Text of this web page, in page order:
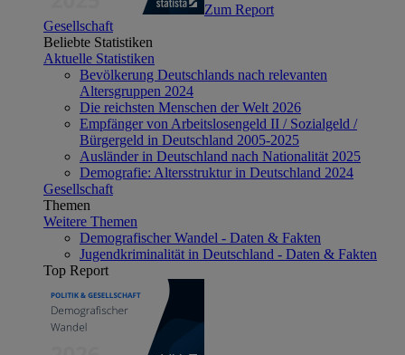
Zum Report
Gesellschaft
Beliebte Statistiken
Aktuelle Statistiken
Bevölkerung Deutschlands nach relevanten
Altersgruppen 2024
Die reichsten Menschen der Welt 2026
Empfänger von Arbeitslosengeld II / Sozialgeld /
Bürgergeld in Deutschland 2005-2025
Ausländer in Deutschland nach Nationalität 2025
Demografie: Altersstruktur in Deutschland 2024
Gesellschaft
Themen
Weitere Themen
Demografischer Wandel - Daten & Fakten
Jugendkriminalität in Deutschland - Daten & Fakten
Top Report